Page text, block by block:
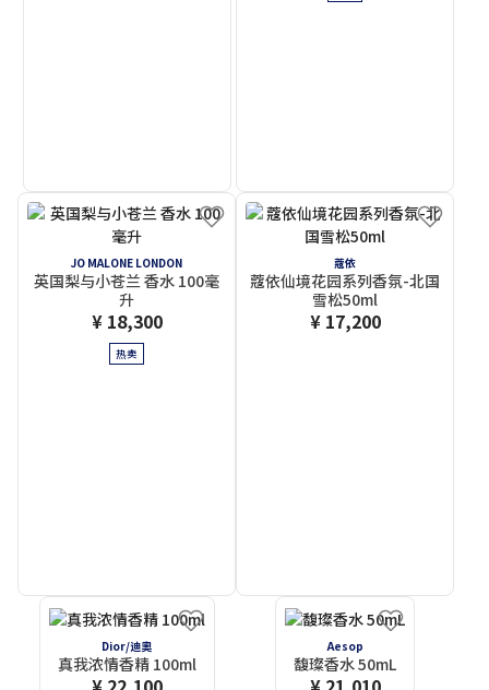
JO MALONE LONDON
英国梨与小苍兰 香水 100毫
升
¥ 18,300
热卖
蔻依
蔻依仙境花园系列香氛-北国
雪松50ml
¥ 17,200
Dior/迪奧
真我浓情香精 100ml
Aesop
馥璨香水 50mL